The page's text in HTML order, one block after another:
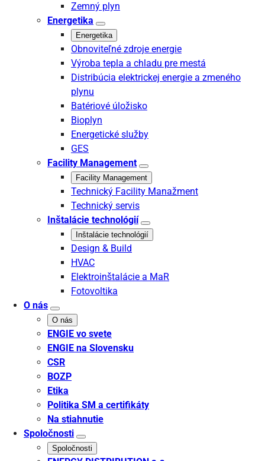
Zemný plyn
Energetika
Energetika
Obnoviteľné zdroje energie
Výroba tepla a chladu pre mestá
Distribúcia elektrickej energie a zmeného
plynu
Batériové úložisko
Bioplyn
Energetické služby
GES
Facility Management
Facility Management
Technický Facility Manažment
Technický servis
Inštalácie technológií
Inštalácie technológií
Design & Build
HVAC
Elektroinštalácie a MaR
Fotovoltika
O nás
O nás
ENGIE vo svete
ENGIE na Slovensku
CSR
BOZP
Etika
Politika SM a certifikáty
Na stiahnutie
Spoločnosti
Spoločnosti